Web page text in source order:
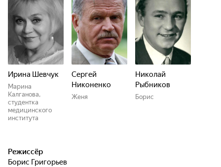
Ирина Шевчук
Марина
Калганова,
студентка
медицинского
института
Сергей
Никоненко
Женя
Николай
Рыбников
Борис
Режиссёр
Борис Григорьев